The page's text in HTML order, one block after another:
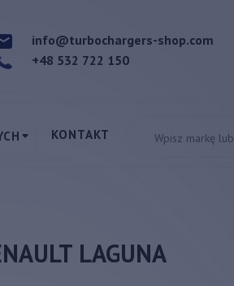
info@turbochargers-shop.com
+48 532 722 150
KONTAKT
LAGUNA